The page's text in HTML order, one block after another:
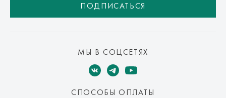
ПОДПИСАТЬСЯ
МЫ В СОЦСЕТЯХ
СПОСОБЫ ОПЛАТЫ